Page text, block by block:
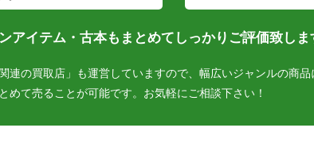
アイテム・古本もまとめてしっかりご評価致しま
連の買取店」も運営していますので、幅広いジャンルの商品
めて売ることが可能です。お気軽にご相談下さい！